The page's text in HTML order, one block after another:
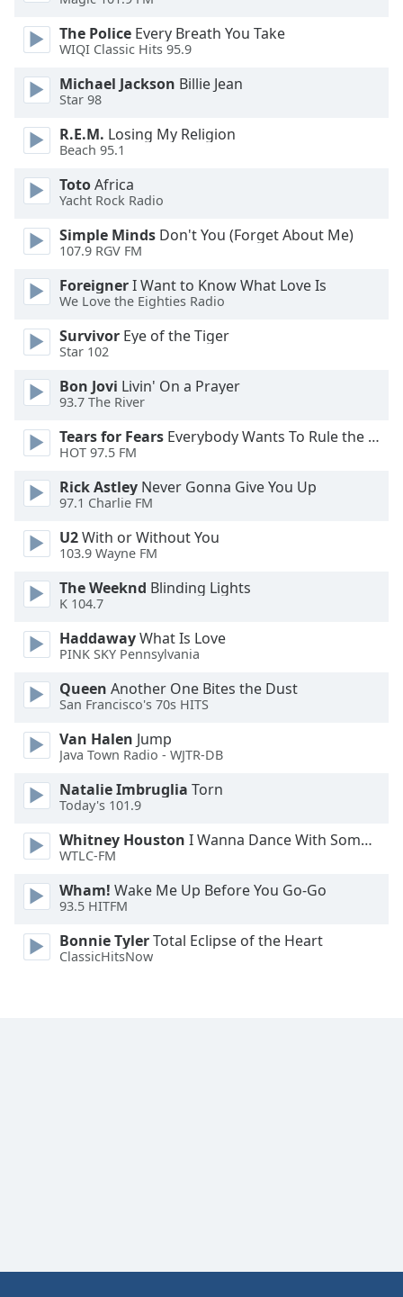
dialog
Escape
close
window.
Color
Background
Color
Opacity
Caption
Area
Background
Edge
Style
Font
Family
Reset
Done
Close
The Police Every Breath You Take
WIQI Classic Hits 95.9
Michael Jackson Billie Jean
Star 98
R.E.M. Losing My Religion
Beach 95.1
TotoAfrica
Yacht Rock Radio
Simple Minds Don't You (Forget About Me)
107.9 RGV FM
ForeignerI Want to Know What Love Is
We Love the Eighties Radio
Survivor Eye of the Tiger
Star 102
Bon Jovi Livin' On a Prayer
93.7 The River
Tears for Fears Everybody Wants To Rule the World
HOT 97.5 FM
Rick Astley Never Gonna Give You Up
97.1 Charlie FM
U2With or Without You
103.9 Wayne FM
The Weeknd Blinding Lights
K 104.7
HaddawayWhat Is Love
PINK SKY Pennsylvania
Queen Another One Bites the Dust
San Francisco's 70s HITS
Van Halen Jump
Java Town Radio - WJTR-DB
Natalie Imbruglia Torn
Today's 101.9
Whitney Houston I Wanna Dance With Somebody
WTLC-FM
Wham! Wake Me Up Before You Go-Go
93.5 HITFM
Bonnie TylerTotal Eclipse of the Heart
ClassicHitsNow